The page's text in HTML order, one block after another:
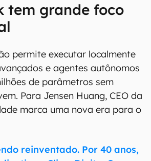
tem grande foco
permite executar localmente
e agentes autônomos
de parâmetros sem
Para Jensen Huang, CEO da
marca uma nova era para o
reinventado. Por 40 anos,